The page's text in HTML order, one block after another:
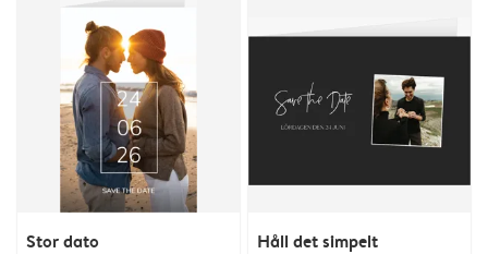
Stor dato Håll det simpelt